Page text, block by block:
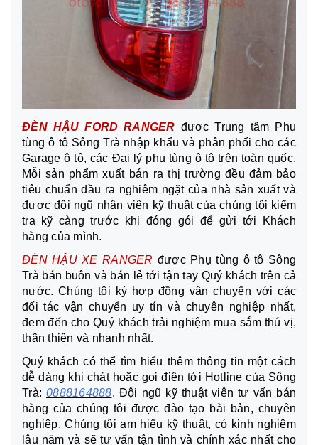
ĐÈN HẬU FORD RANGER được Trung tâm Phụ
tùng ô tô Sông Trà nhập khẩu và phân phối cho các
Garage ô tô, các Đại lý phụ tùng ô tô trên toàn quốc.
Mỗi sản phẩm xuất bán ra thị trường đều đảm bảo
tiêu chuẩn đầu ra nghiêm ngặt của nhà sản xuất và
được đội ngũ nhân viên kỹ thuật của chúng tôi kiểm
tra kỹ càng trước khi đóng gói để gửi tới Khách
hàng của mình.
ĐÈN HẬU XE RANGER được Phụ tùng ô tô Sông
Trà bán buôn và bán lẻ tới tận tay Quý khách trên cả
nước. Chúng tôi ký hợp đồng vận chuyển với các
đối tác vận chuyển uy tín và chuyên nghiệp nhất,
đem đến cho Quý khách trải nghiệm mua sắm thú vị,
thân thiện và nhanh nhất.
Quý khách có thể tìm hiểu thêm thông tin một cách
dễ dàng khi chát hoặc gọi điện tới Hotline của Sông
Trà: 0888164888. Đội ngũ kỹ thuật viên tư vấn bán
hàng của chúng tôi được đào tạo bài bản, chuyên
nghiệp. Chúng tôi am hiểu kỹ thuật, có kinh nghiệm
lâu năm và sẽ tư vấn tận tình và chính xác nhất cho